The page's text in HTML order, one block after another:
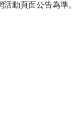
動頁面公告為準。